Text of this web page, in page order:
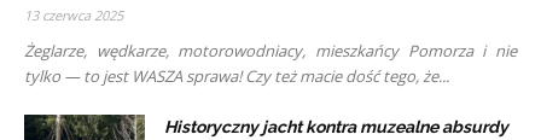
13 czerwca 2025
Żeglarze, wędkarze, motorowodniacy, mieszkańcy Pomorza i nie
tylko — to jest WASZA sprawa! Czy też macie dość tego, że...
Historyczny jacht kontra muzealne absurdy